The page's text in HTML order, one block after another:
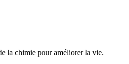
la chimie pour améliorer la vie.